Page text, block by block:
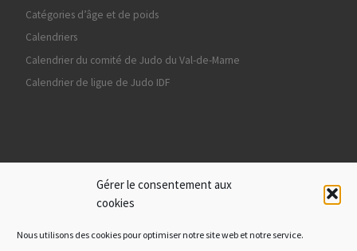
Gérer le consentement aux
cookies
Nous utilisons des cookies pour optimiser notre site web et notre service.
Catégories d’âge et de poids
Calendriers
Calendrier du comité de Judo du Val-de-Marne
Calendrier de ligue de Judo IDF